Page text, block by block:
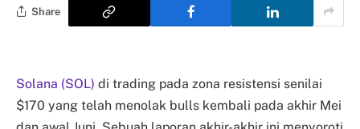
Share
Solana (SOL) di trading pada zona resistensi senilai
$170 yang telah menolak bulls kembali pada akhir Mei